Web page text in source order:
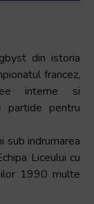
din istoria
francez,
interne si
pentru
sub indrumarea
Liceului cu
1990 multe